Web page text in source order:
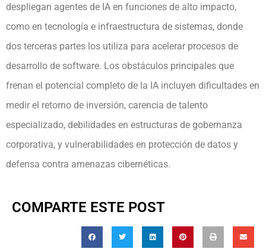
despliegan agentes de IA en funciones de alto impacto,
como en tecnología e infraestructura de sistemas, donde
dos terceras partes los utiliza para acelerar procesos de
desarrollo de software. Los obstáculos principales que
frenan el potencial completo de la IA incluyen dificultades en
medir el retorno de inversión, carencia de talento
especializado, debilidades en estructuras de gobernanza
corporativa, y vulnerabilidades en protección de datos y
defensa contra amenazas cibernéticas.
COMPARTE ESTE POST